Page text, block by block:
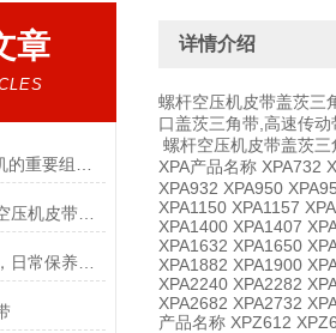
章
要想进口轴承使用寿命长，日常保养可不能忘
详情介绍
螺杆空压机皮带盖茨三
口盖茨三角带,高速传
螺杆空压机皮带盖茨三
XPA产品名称 XPA732
XPA932 XPA950
XPA1150 XPA1157
XPA1400 XPA1407
XPA1632 XPA1650
XPA1882 XPA1900
XPA2240 XPA2282
XPA2682 XPA2732
产品名称 XPZ612